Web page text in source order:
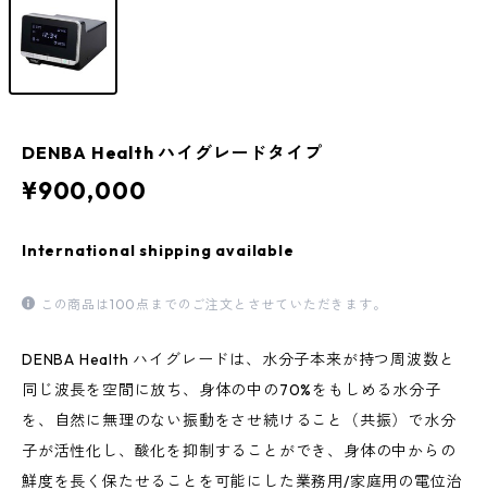
DENBA Health ハイグレードタイプ
¥900,000
International shipping available
この商品は100点までのご注文とさせていただきます。
DENBA Health ハイグレードは、水分子本来が持つ周波数と
同じ波長を空間に放ち、身体の中の70%をもしめる水分子
を、自然に無理のない振動をさせ続けること（共振）で水分
子が活性化し、酸化を抑制することができ、身体の中からの
鮮度を長く保たせることを可能にした業務用/家庭用の電位治